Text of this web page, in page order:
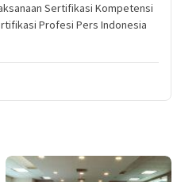
Sertifikasi Kompetensi
Profesi Pers Indonesia